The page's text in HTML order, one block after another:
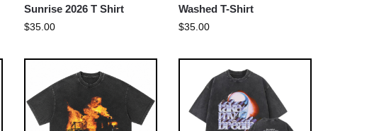
Sunrise 2026 T Shirt
$35.00
Washed T-Shirt
$35.00